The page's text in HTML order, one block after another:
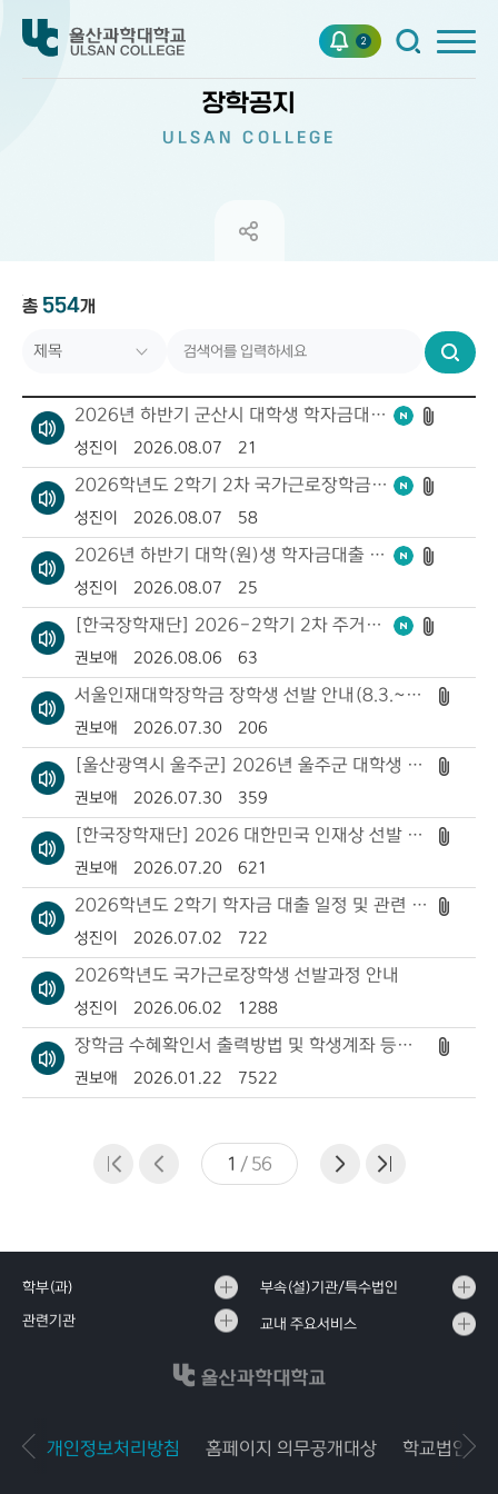
2
장학공지
ULSAN COLLEGE
총 554개
검
색
제목
작성자
작성일자
조회수
2026년 하반기 군산시 대학생 학자금대출 이자지원 사업 홍보 (8.10~9.4)
성진이 2026.08.07 21
2026학년도 2학기 2차 국가근로장학금 신청기간 안내(8.12. ~ 9.9.)
성진이 2026.08.07 58
2026년 하반기 대학(원)생 학자금대출 이자지원(2026. 7. 31.~8. 30.)
성진이 2026.08.07 25
[한국장학재단] 2026-2학기 2차 주거안정장학금 신청기간 안내(8.12~9.9.)
권보애 2026.08.06 63
서울인재대학장학금 장학생 선발 안내(8.3.~8.10.)
권보애 2026.07.30 206
[울산광역시 울주군] 2026년 울주군 대학생 장학사업 안내(8.13.~8.21.)
권보애 2026.07.30 359
[한국장학재단] 2026 대한민국 인재상 선발 안내(7.14.~8.19.)
권보애 2026.07.20 621
2026학년도 2학기 학자금 대출 일정 및 관련 안내(7.1.~11.17.)
성진이 2026.07.02 722
2026학년도 국가근로장학생 선발과정 안내
성진이 2026.06.02 1288
장학금 수혜확인서 출력방법 및 학생계좌 등록방법 안내
권보애 2026.01.22 7522
1 / 56
개인정보처리방침 홈페이지 의무공개대상 학교법인공
학부(과) 부속(설)기관/특수법인
관련기관 교내 주요서비스